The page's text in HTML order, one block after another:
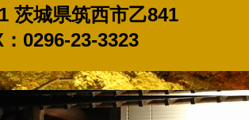
茨城県筑西市乙841
FAX：